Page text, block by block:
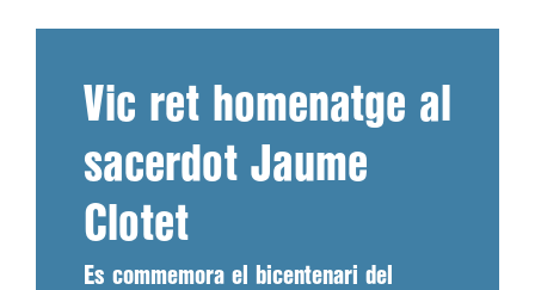
Vic ret homenatge al
sacerdot Jaume
Clotet
Es commemora el bicentenari del